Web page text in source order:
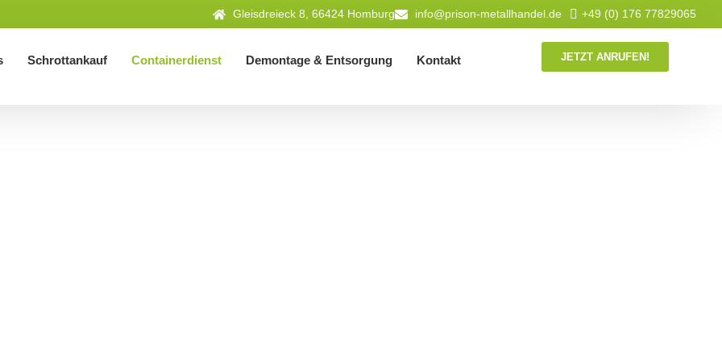
Gleisdreieck 8, 66424 Homburg info@prison-metallhandel.de +49 (0) 176 77829065
Schrottankauf Containerdienst Demontage & Entsorgung Kontakt JETZT ANRUFEN!